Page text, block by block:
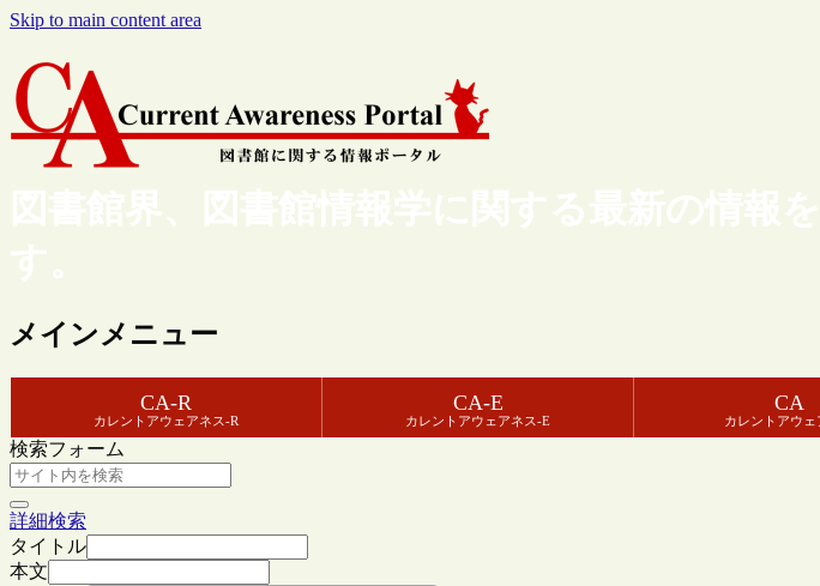
Skip to main content area
図書館界、図書館情報学に関する最新の情報
す。
メインメニュー
CA-R
カレントアウェアネス-R
CA-E
カレントアウェアネス-E
CA
カレントアウェ
検索フォーム
詳細検索
タイトル
本文